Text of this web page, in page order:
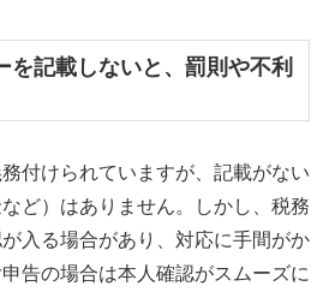
を記載しないと、罰則や不利
付けられていますが、記載がない
ど）はありません。しかし、税務
入る場合があり、対応に手間がか
告の場合は本人確認がスムーズに